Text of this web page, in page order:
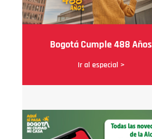
Bogotá Cumple 488 Años
Ir al especial >